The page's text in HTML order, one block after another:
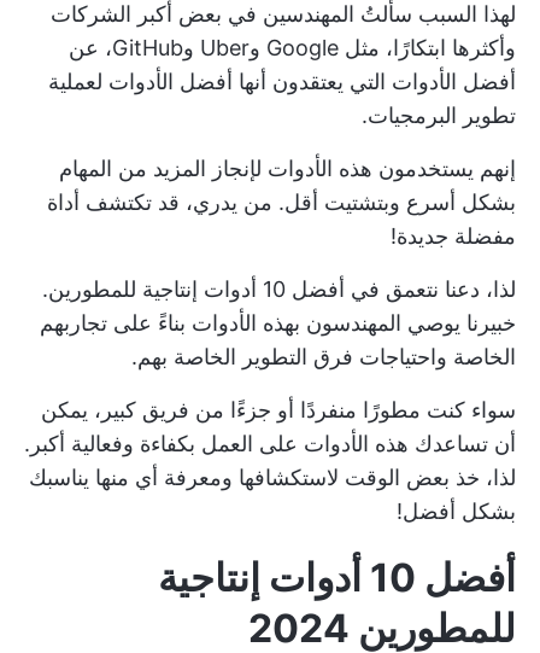
لهذا السبب سألتُ المهندسين في بعض أكبر الشركات
وأكثرها ابتكارًا، مثل Google وUber وGitHub، عن
أفضل الأدوات التي يعتقدون أنها أفضل الأدوات لعملية
تطوير البرمجيات.
إنهم يستخدمون هذه الأدوات لإنجاز المزيد من المهام
بشكل أسرع وبتشتيت أقل. من يدري، قد تكتشف أداة
مفضلة جديدة!
لذا، دعنا نتعمق في أفضل 10 أدوات إنتاجية للمطورين.
خبيرنا يوصي المهندسون بهذه الأدوات بناءً على تجاربهم
الخاصة واحتياجات فرق التطوير الخاصة بهم.
سواء كنت مطورًا منفردًا أو جزءًا من فريق كبير، يمكن
أن تساعدك هذه الأدوات على العمل بكفاءة وفعالية أكبر.
لذا، خذ بعض الوقت لاستكشافها ومعرفة أي منها يناسبك
بشكل أفضل!
أفضل 10 أدوات إنتاجية
للمطورين 2024